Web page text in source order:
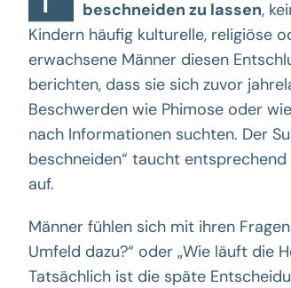
beschneiden zu lassen,
Kindern häufig kulturelle, religiöse
erwachsene Männer diesen
berichten, dass sie sich zuvor
Beschwerden wie Phimose oder
nach Informationen suchten. Der
beschneiden“ taucht
auf.
Männer fühlen sich mit ihren
Umfeld dazu?“ oder „Wie läuft die
Tatsächlich ist die späte